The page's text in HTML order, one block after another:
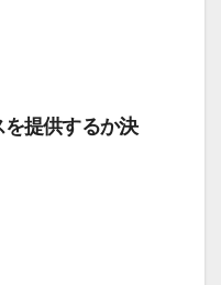
提供するか決